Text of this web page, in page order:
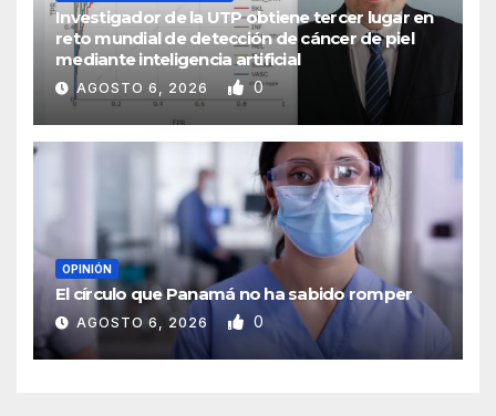
Investigador de la UTP obtiene tercer lugar en
reto mundial de detección de cáncer de piel
mediante inteligencia artificial
AGOSTO 6, 2026 0
OPINIÓN
El círculo que Panamá no ha sabido romper
AGOSTO 6, 2026 0